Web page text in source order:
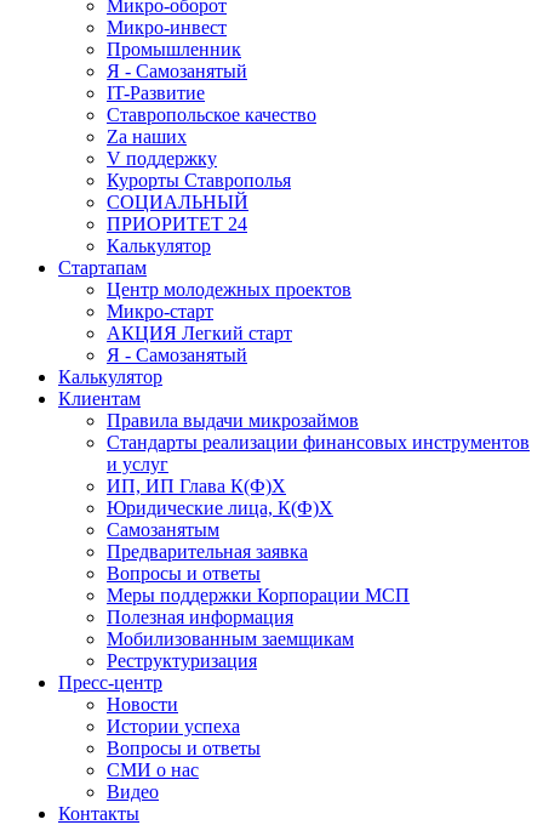
Микро-оборот
Микро-инвест
Промышленник
Я - Самозанятый
IT-Развитие
Ставропольское качество
Za наших
V поддержку
Курорты Ставрополья
СОЦИАЛЬНЫЙ
ПРИОРИТЕТ 24
Калькулятор
Стартапам
Центр молодежных проектов
Микро-старт
АКЦИЯ Легкий старт
Я - Самозанятый
Калькулятор
Клиентам
Правила выдачи микрозаймов
Стандарты реализации финансовых инструментов
и услуг
ИП, ИП Глава К(Ф)Х
Юридические лица, К(Ф)Х
Самозанятым
Предварительная заявка
Вопросы и ответы
Меры поддержки Корпорации МСП
Полезная информация
Мобилизованным заемщикам
Реструктуризация
Пресс-центр
Новости
Истории успеха
Вопросы и ответы
СМИ о нас
Видео
Контакты